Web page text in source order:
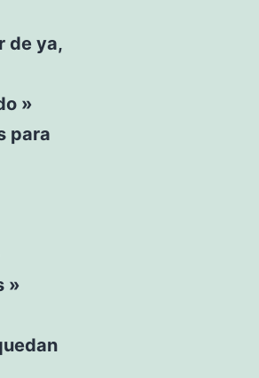
de ya,
»
para
»